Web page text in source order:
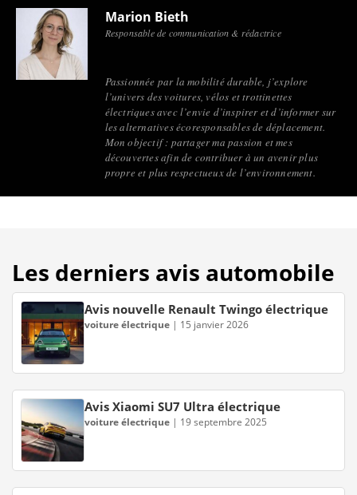
Marion Bieth
Responsable de communication & rédactrice
Passionnée par la mobilité durable, j’explore
l’univers des voitures, vélos et trottinettes
électriques avec l’envie d’inspirer et d’informer sur
les alternatives écoresponsables de déplacement.
Mon objectif : partager ma passion et mes
découvertes afin de contribuer à un avenir plus
propre et plus respectueux de l’environnement.
Les derniers avis automobile
Avis nouvelle Renault Twingo électrique
voiture électrique | 15 janvier 2026
Avis Xiaomi SU7 Ultra électrique
voiture électrique | 19 septembre 2025